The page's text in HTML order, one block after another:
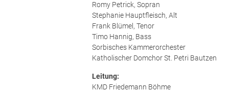
Romy Petrick, Sopran
Stephanie Hauptfleisch, Alt
Frank Blümel, Tenor
Timo Hannig, Bass
Sorbisches Kammerorchester
Katholischer Domchor St. Petri Bautzen
Leitung:
KMD Friedemann Böhme